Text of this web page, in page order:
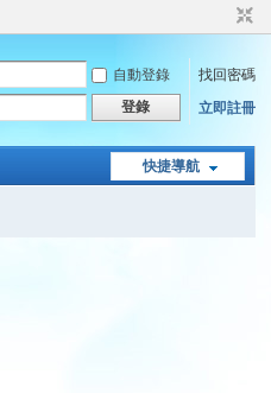
自動登錄
找回密碼
登錄 立即註冊
快捷導航